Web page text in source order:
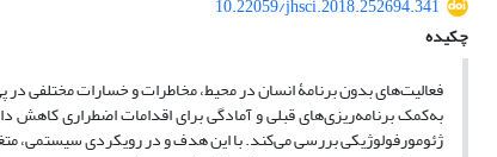
10.22059/jhsci.2018.252694.341
چکیده
فعالیت‌های بدون برنامۀ انسان در محیط، مخاطرات و خسارات مختلفی در
به‌کمک برنامه‌ریزی‌های قبلی و آمادگی برای اقدامات اضطراری
ژئومورفولوژیکی بررسی می‌کند. با این هدف و در رویکردی سیستمی،